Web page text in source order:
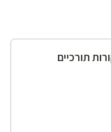
תורכיים